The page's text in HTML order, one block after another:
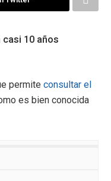
10 años
permite consultar el
es bien conocida